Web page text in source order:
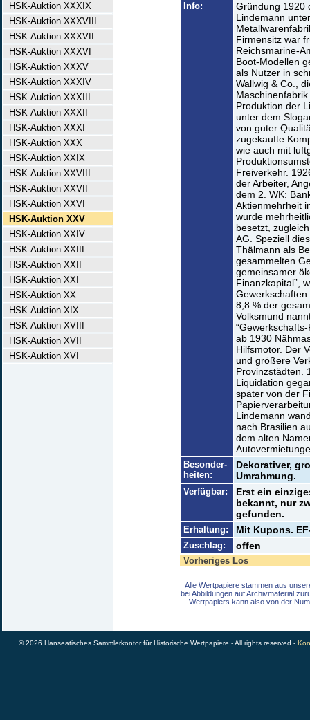
HSK-Auktion XXXIX
HSK-Auktion XXXVIII
HSK-Auktion XXXVII
HSK-Auktion XXXVI
HSK-Auktion XXXV
HSK-Auktion XXXIV
HSK-Auktion XXXIII
HSK-Auktion XXXII
HSK-Auktion XXXI
HSK-Auktion XXX
HSK-Auktion XXIX
HSK-Auktion XXVIII
HSK-Auktion XXVII
HSK-Auktion XXVI
HSK-Auktion XXV
HSK-Auktion XXIV
HSK-Auktion XXIII
HSK-Auktion XXII
HSK-Auktion XXI
HSK-Auktion XX
HSK-Auktion XIX
HSK-Auktion XVIII
HSK-Auktion XVII
HSK-Auktion XVI
Info:
Gründung 1920
Lindemann
Firmensitz war
Reichsmarine-
Boot-Modellen
als Nutzer in
Wallwig & Co.,
Produktion der
unter dem
von guter
zugekaufte
wie auch mit
Freiverkehr.
der Arbeiter,
dem 2. WK:
Aktienmehrheit
wurde
besetzt,
AG. Speziell
Thälmann als
gesammelten
gemeinsamer
Finanzkapital”,
8,8 % der
Volksmund
ab 1930
Hilfsmotor. Der
und größere
Provinzstädten.
Liquidation
später von der
Lindemann
nach Brasilien
dem alten
Besonder-
heiten:
Dekorativer,
Umrahmung.
Verfügbar:
Erst ein
bekannt, nur
gefunden.
Erhaltung: Mit Kupons.
Zuschlag: offen
Vorheriges Los
Alle Wertpapiere stammen aus
bei Abbildungen auf Archivmaterial
Wertpapiers kann also von der
© 2026 Hanseatisches Sammlerkontor für Historische Wertpapiere - All rights reserved -